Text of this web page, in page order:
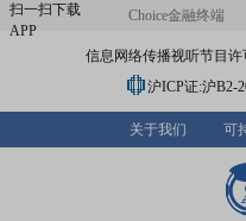
扫一扫下载
APP
Choice金融终端
信息网络传播视听节目许
沪ICP证:沪B2-
关于我们 可